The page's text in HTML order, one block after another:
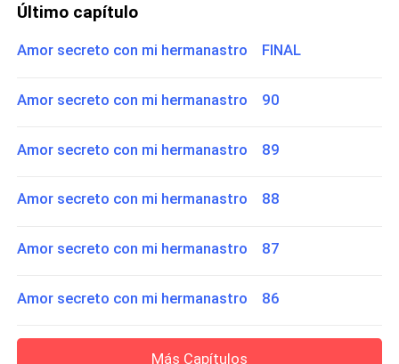
Último capítulo
Amor secreto con mi hermanastro FINAL
Amor secreto con mi hermanastro 90
Amor secreto con mi hermanastro 89
Amor secreto con mi hermanastro 88
Amor secreto con mi hermanastro 87
Amor secreto con mi hermanastro 86
Más Capítulos